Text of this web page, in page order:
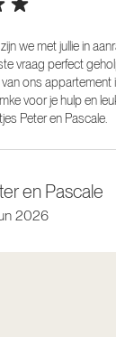
we met jullie in
vraag perfect
ons appartement
voor je hulp en
Peter en Pascale.
en Pascale
2026